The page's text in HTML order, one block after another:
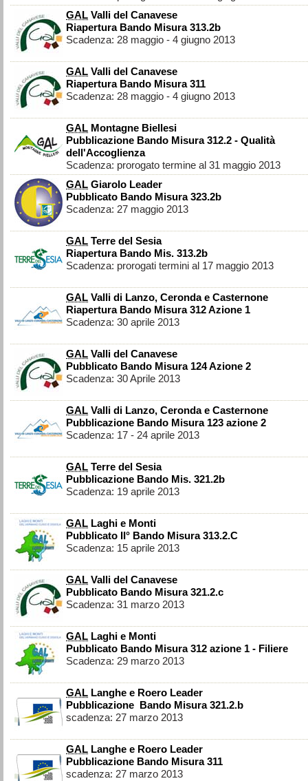
GAL Valli del Canavese
Riapertura Bando Misura 313.2b
Scadenza: 28 maggio - 4 giugno 2013
GAL Valli del Canavese
Riapertura Bando Misura 311
Scadenza: 28 maggio - 4 giugno 2013
GAL Montagne Biellesi
Pubblicazione Bando Misura 312.2 - Qualità
dell'Accoglienza
Scadenza: prorogato termine al 31 maggio 2013
GAL Giarolo Leader
Pubblicato Bando Misura 323.2b
Scadenza: 27 maggio 2013
GAL Terre del Sesia
Riapertura Bando Mis. 313.2b
Scadenza: prorogati termini al 17 maggio 2013
GAL Valli di Lanzo, Ceronda e Casternone
Riapertura Bando Misura 312 Azione 1
Scadenza: 30 aprile 2013
GAL Valli del Canavese
Pubblicato Bando Misura 124 Azione 2
Scadenza: 30 Aprile 2013
GAL Valli di Lanzo, Ceronda e Casternone
Pubblicazione Bando Misura 123 azione 2
Scadenza: 17 - 24 aprile 2013
GAL Terre del Sesia
Pubblicazione Bando Mis. 321.2b
Scadenza: 19 aprile 2013
GAL Laghi e Monti
Pubblicato II° Bando Misura 313.2.C
Scadenza: 15 aprile 2013
GAL Valli del Canavese
Pubblicato Bando Misura 321.2.c
Scadenza: 31 marzo 2013
GAL Laghi e Monti
Pubblicato Bando Misura 312 azione 1 - Filiere
Scadenza: 29 marzo 2013
GAL Langhe e Roero Leader
Pubblicazione Bando Misura 321.2.b
scadenza: 27 marzo 2013
GAL Langhe e Roero Leader
Pubblicazione Bando Misura 311
scadenza: 27 marzo 2013